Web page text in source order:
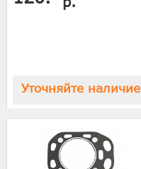
Уточняйте наличие